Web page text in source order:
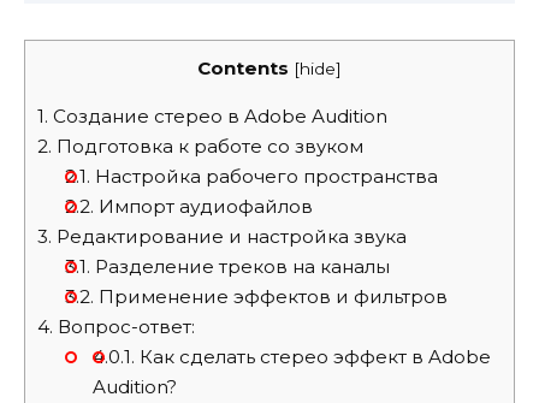
Contents [hide]
1. Создание стерео в Adobe Audition
2. Подготовка к работе со звуком
2.1. Настройка рабочего пространства
2.2. Импорт аудиофайлов
3. Редактирование и настройка звука
3.1. Разделение треков на каналы
3.2. Применение эффектов и фильтров
4. Вопрос-ответ:
4.0.1. Как сделать стерео эффект в Adobe
Audition?